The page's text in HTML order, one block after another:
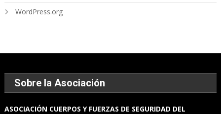
WordPress.org
Sobre la Asociación
ASOCIACIÓN CUERPOS Y FUERZAS DE SEGURIDAD DEL